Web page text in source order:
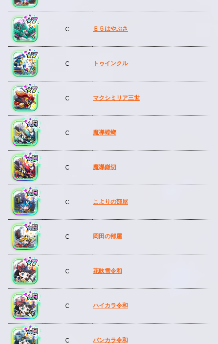
C Ｅ５はやぶさ
C トゥインクル
C マクシミリア三世
C 魔導螳螂
C 魔導鎌切
C こよりの部屋
C 岡田の部屋
C 花吹雪令和
C ハイカラ令和
C バンカラ令和